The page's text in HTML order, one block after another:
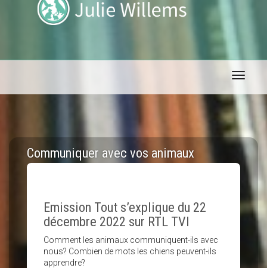
Toggle
Communiquer avec vos animaux
Emission Tout s’explique du 22
décembre 2022 sur RTL TVI
Comment les animaux communiquent-ils avec
nous? Combien de mots les chiens peuvent-ils
apprendre?